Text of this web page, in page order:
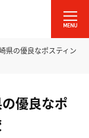
県の優良なポスティン
優良なポ